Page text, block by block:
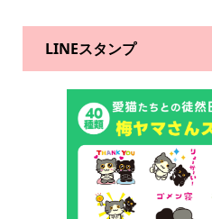
LINEスタンプ